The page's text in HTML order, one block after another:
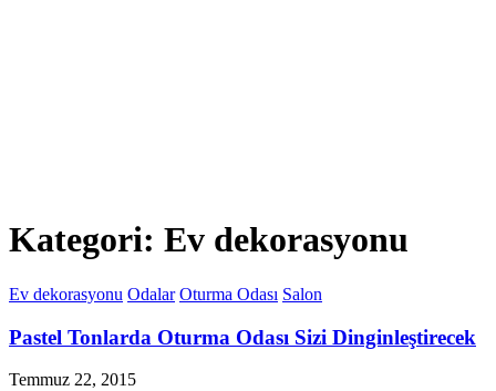
Kategori: Ev dekorasyonu
Ev dekorasyonu Odalar Oturma Odası Salon
Pastel Tonlarda Oturma Odası Sizi Dinginleştirecek
Temmuz 22, 2015